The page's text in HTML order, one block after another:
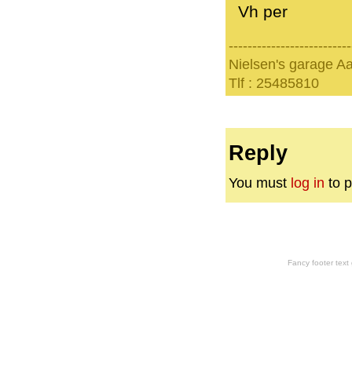
Vh per
Nielsen's garage
Tlf : 25485810
Reply
You must log in to
Fancy footer